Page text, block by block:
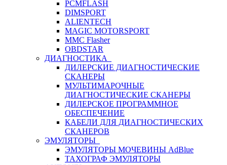
PCMFLASH
DIMSPORT
ALIENTECH
MAGIC MOTORSPORT
MMC Flasher
OBDSTAR
ДИАГНОСТИКА
ДИЛЕРСКИЕ ДИАГНОСТИЧЕСКИЕ
СКАНЕРЫ
МУЛЬТИМАРОЧНЫЕ
ДИАГНОСТИЧЕСКИЕ СКАНЕРЫ
ДИЛЕРСКОЕ ПРОГРАММНОЕ
ОБЕСПЕЧЕНИЕ
КАБЕЛИ ДЛЯ ДИАГНОСТИЧЕСКИХ
СКАНЕРОВ
ЭМУЛЯТОРЫ
ЭМУЛЯТОРЫ МОЧЕВИНЫ АdBlue
ТАХОГРАФ ЭМУЛЯТОРЫ